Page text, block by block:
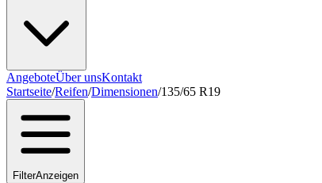
AngeboteÜber unsKontakt
Startseite/Reifen/Dimensionen/135/65 R19
FilterAnzeigen